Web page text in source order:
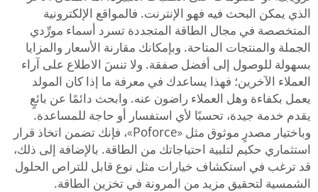
الذي يمكن البحث فيه فهو الإنترنت. فالمواقع الإلكترونية
المتخصصة في مجال الطاقة المتجددة تسرد أسماء مورِّدي
الجملة والمنتجات المتاحة. وبإمكانك مقارنة الأسعار والمزايا
بسهولة للوصول إلى أفضل صفقة. ولا تنسَ الاطلاع على آراء
العملاء الآخرين؛ فهذا يساعدك في معرفة ما إذا كان المولد
يعمل بكفاءة وهل العملاء راضون عنه. وابحث دائمًا عن بائعٍ
يقدم خدمة جيدة، تحسبًا لأي استفسار أو حاجة للمساعدة.
وباختيار مصدرٍ موثوق مثل «Poforce»، فإنك تضمن اتخاذ قرار
استثماري حكيم لتلبية احتياجاتك من الطاقة. بالإضافة إلى ذلك،
قد ترغب في استكشاف خيارات مثل نوع قابل للتراص الحلول
الشمسية لتحقيق مزيد من المرونة في تخزين الطاقة.